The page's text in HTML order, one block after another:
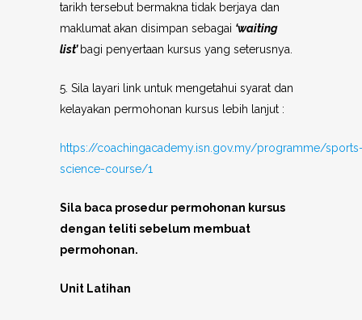
tarikh tersebut bermakna tidak berjaya dan
maklumat akan disimpan sebagai ‘waiting
list’ bagi penyertaan kursus yang seterusnya.
5. Sila layari link untuk mengetahui syarat dan
kelayakan permohonan kursus lebih lanjut :
https://coachingacademy.isn.gov.my/programme/
science-course/1
Sila baca prosedur permohonan kursus
dengan teliti sebelum membuat
permohonan.
Unit Latihan